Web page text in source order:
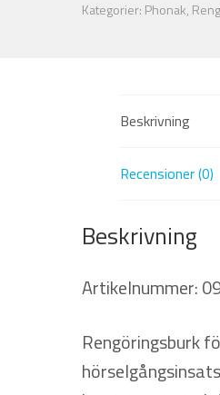
Kategorier: Phonak,
Beskrivning
Recensioner (0)
Beskrivning
Artikelnummer:
Rengöringsburk